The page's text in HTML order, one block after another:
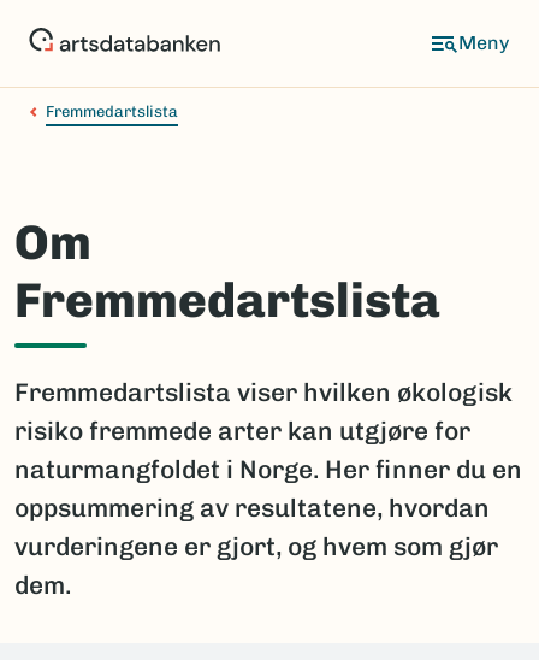
Fremmedartslista
Om
Fremmedartslista
Fremmedartslista viser hvilken økologisk
risiko fremmede arter kan utgjøre for
naturmangfoldet i Norge. Her finner du en
oppsummering av resultatene, hvordan
vurderingene er gjort, og hvem som gjør
dem.